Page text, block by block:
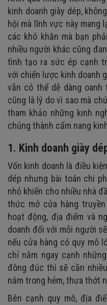
kinh doanh giày dép,
hội mà lĩnh vực này mang
các khó khăn mà bạn
nhiều người khác cũng
tình tạo ra sức ép cạnh
với chiến lược kinh doanh
vẫn có thể dễ dàng
cũng là lý do vì sao mà
tham khảo những kinh
chúng thành cẩm nang
1. Kinh doanh giày
Vốn kinh doanh là điều
dép nhưng bài toán chi
nhỏ khiến cho nhiều nhà
thức mở cửa hàng
hoạt động, địa điểm và
doanh đối với mỗi người
nếu cửa hàng có quy mô
chỉ nằm ngay cạnh
đông đúc thì sẽ cần
nằm trong hẻm, thưa thớt
Bên cạnh quy mô, địa